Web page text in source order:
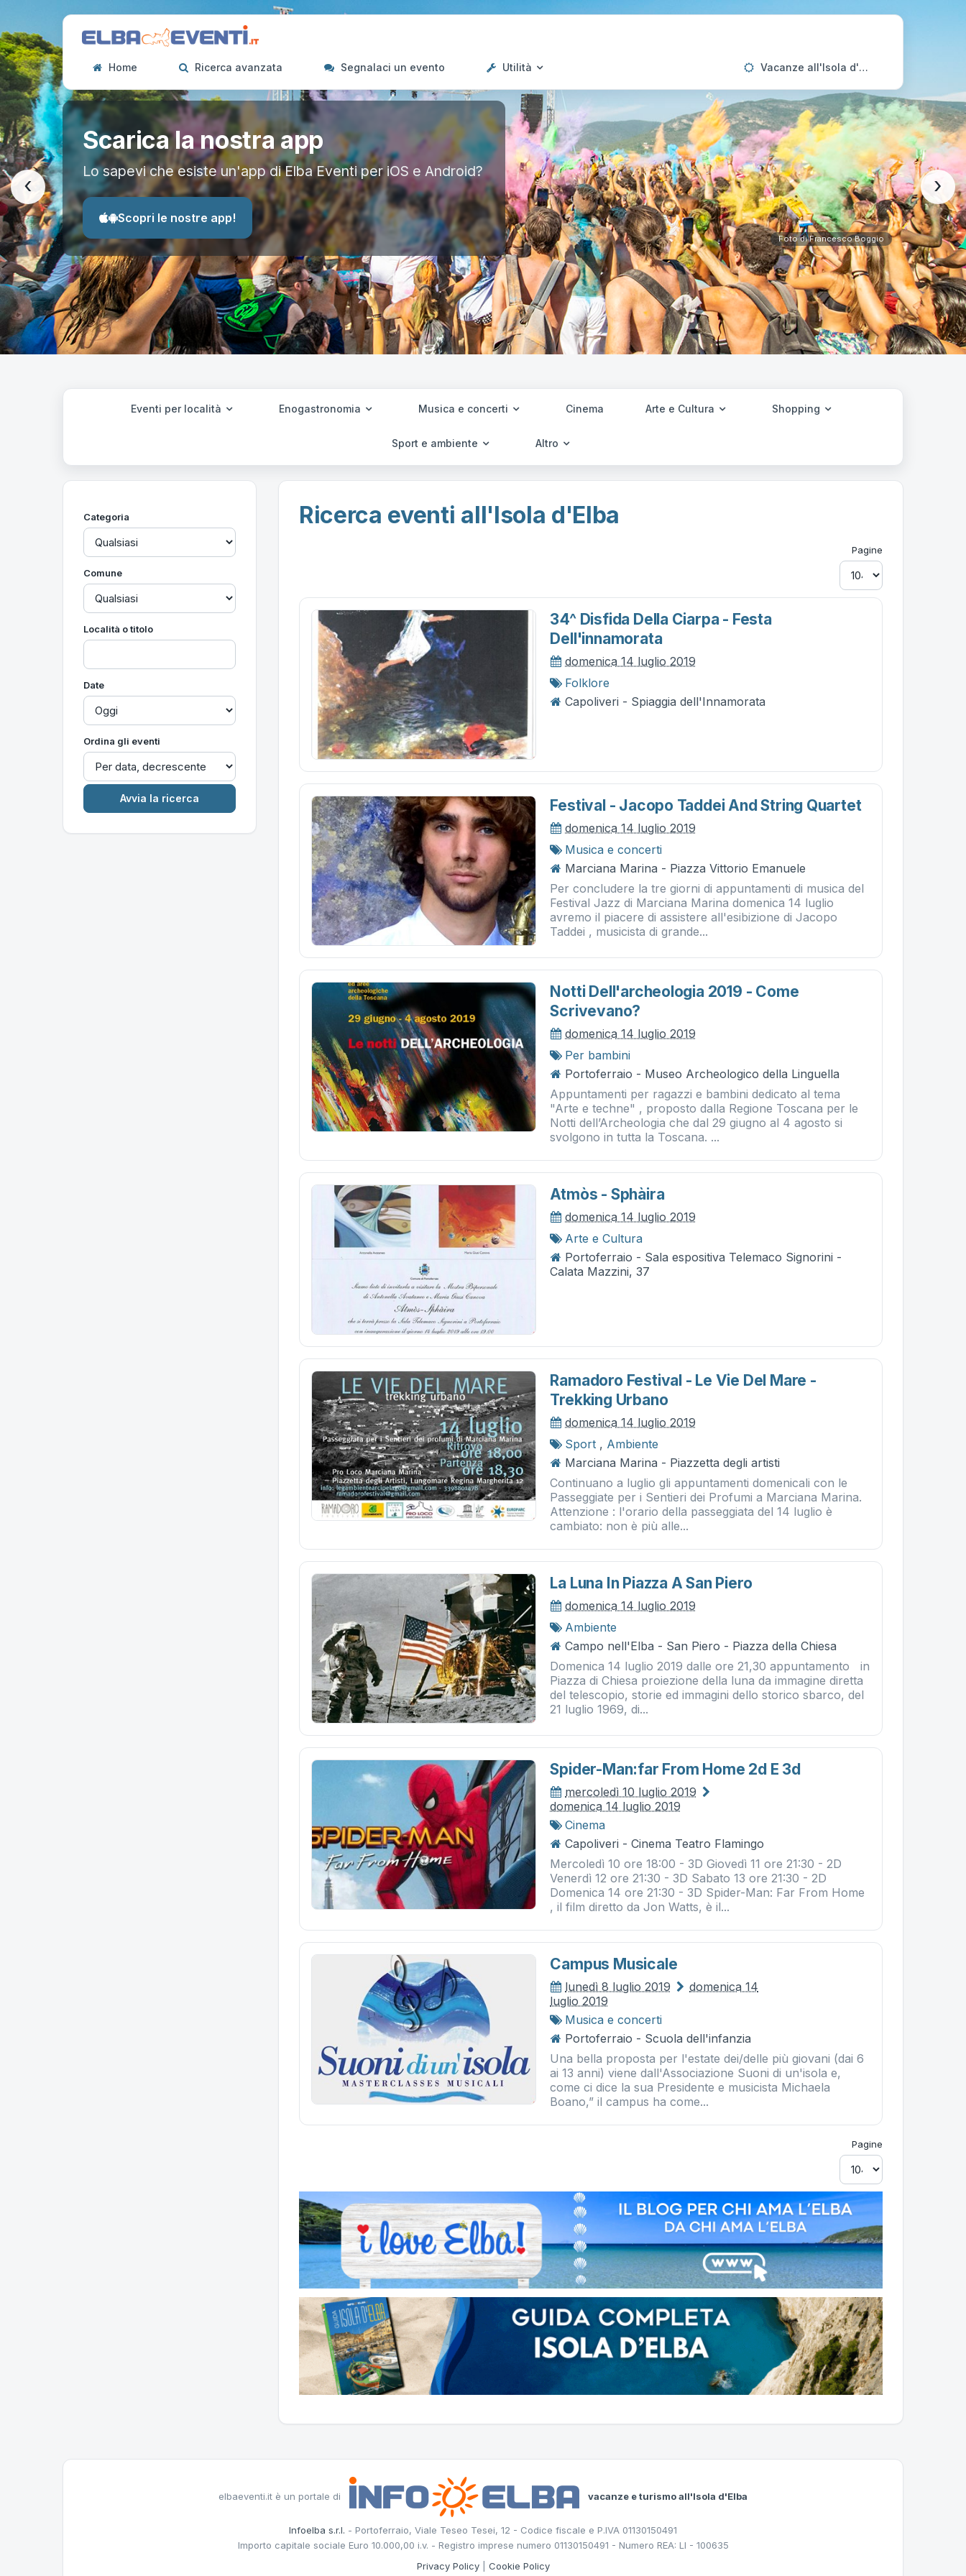
Home Ricerca avanzata Segnalaci un evento Utilità Vacanze all'Isola d'Elba
Scarica la nostra app
Lo sapevi che esiste un'app di Elba Eventi per iOS e Android?
Scopri le nostre app!
Foto di Francesco Boggio
‹ ›
Eventi per località Enogastronomia Musica e concerti Cinema Arte e Cultura Shopping
Sport e ambiente Altro
Categoria
Comune
Località o titolo
Date
Ordina gli eventi
Ricerca eventi all'Isola d'Elba
Pagine
34^ Disfida Della Ciarpa - Festa
Dell'innamorata
domenica 14 luglio 2019
Folklore
Capoliveri - Spiaggia dell'Innamorata
Festival - Jacopo Taddei And String Quartet
domenica 14 luglio 2019
Musica e concerti
Marciana Marina - Piazza Vittorio Emanuele
Per concludere la tre giorni di appuntamenti di musica del
Festival Jazz di Marciana Marina domenica 14 luglio
avremo il piacere di assistere all'esibizione di Jacopo
Taddei , musicista di grande...
Notti Dell'archeologia 2019 - Come
Scrivevano?
domenica 14 luglio 2019
Per bambini
Portoferraio - Museo Archeologico della Linguella
Appuntamenti per ragazzi e bambini dedicato al tema
"Arte e techne" , proposto dalla Regione Toscana per le
Notti dell’Archeologia che dal 29 giugno al 4 agosto si
svolgono in tutta la Toscana. ...
Atmòs - Sphàira
domenica 14 luglio 2019
Arte e Cultura
Portoferraio - Sala espositiva Telemaco Signorini -
Calata Mazzini, 37
Ramadoro Festival - Le Vie Del Mare -
Trekking Urbano
domenica 14 luglio 2019
Sport , Ambiente
Marciana Marina - Piazzetta degli artisti
Continuano a luglio gli appuntamenti domenicali con le
Passeggiate per i Sentieri dei Profumi a Marciana Marina.
Attenzione : l'orario della passeggiata del 14 luglio è
cambiato: non è più alle...
La Luna In Piazza A San Piero
domenica 14 luglio 2019
Ambiente
Campo nell'Elba - San Piero - Piazza della Chiesa
Domenica 14 luglio 2019 dalle ore 21,30 appuntamento in
Piazza di Chiesa proiezione della luna da immagine diretta
del telescopio, storie ed immagini dello storico sbarco, del
21 luglio 1969, di...
Spider-Man:far From Home 2d E 3d
mercoledì 10 luglio 2019
domenica 14 luglio 2019
Cinema
Capoliveri - Cinema Teatro Flamingo
Mercoledì 10 ore 18:00 - 3D Giovedì 11 ore 21:30 - 2D
Venerdì 12 ore 21:30 - 3D Sabato 13 ore 21:30 - 2D
Domenica 14 ore 21:30 - 3D Spider-Man: Far From Home
, il film diretto da Jon Watts, è il...
Campus Musicale
lunedì 8 luglio 2019
domenica 14
luglio 2019
Musica e concerti
Portoferraio - Scuola dell'infanzia
Una bella proposta per l'estate dei/delle più giovani (dai 6
ai 13 anni) viene dall'Associazione Suoni di un'isola e,
come ci dice la sua Presidente e musicista Michaela
Boano,” il campus ha come...
Pagine
elbaeventi.it è un portale di vacanze e turismo all'Isola d'Elba
Infoelba s.r.l. - Portoferraio, Viale Teseo Tesei, 12 - Codice fiscale e P.IVA 01130150491
Importo capitale sociale Euro 10.000,00 i.v. - Registro imprese numero 01130150491 - Numero REA: LI - 100635
Privacy Policy| Cookie Policy